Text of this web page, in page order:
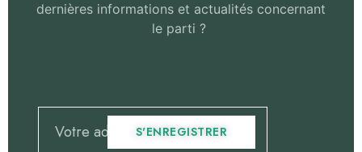
dernières informations et actualités concernant
le parti ?
S'ENREGISTRER